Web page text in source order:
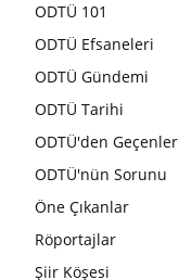
ODTÜ 101
ODTÜ Efsaneleri
ODTÜ Gündemi
ODTÜ Tarihi
ODTÜ'den Geçenler
ODTÜ'nün Sorunu
Öne Çıkanlar
Röportajlar
Şiir Köşesi